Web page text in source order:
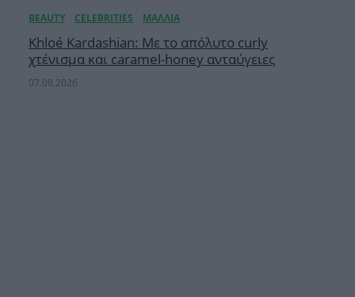
Khloé Kardashian: Με το απόλυτο curly
χτένισμα και caramel-honey ανταύγειες
07.08.2026